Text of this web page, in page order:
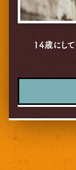
14歳にし